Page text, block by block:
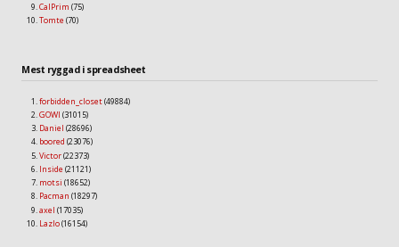
CalPrim (75)
Tomte (70)
Mest ryggad i spreadsheet
forbidden_closet(49884)
GOWI (31015)
Daniel (28696)
boored (23076)
Victor(22373)
Inside (21121)
motsi (18652)
Pacman (18297)
axel (17035)
Lazlo(16154)